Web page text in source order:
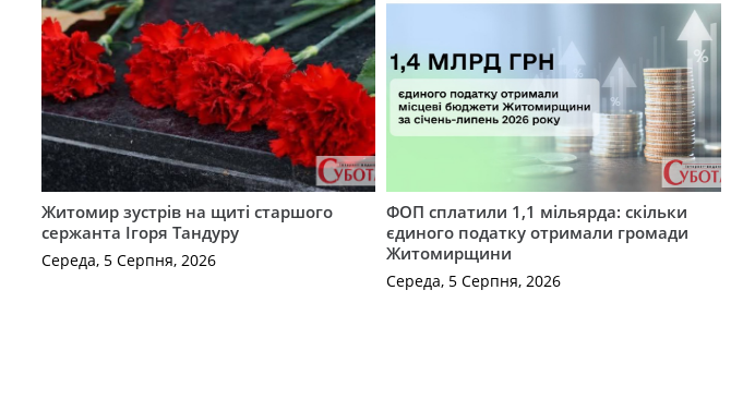
Житомир зустрів на щиті старшого
сержанта Ігоря Тандуру
Середа, 5 Серпня, 2026
ФОП сплатили 1,1 мільярда: скільки
єдиного податку отримали громади
Житомирщини
Середа, 5 Серпня, 2026